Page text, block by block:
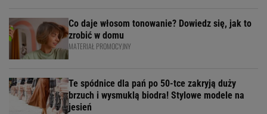
Co daje włosom tonowanie? Dowiedz się, jak to
zrobić w domu
MATERIAŁ PROMOCYJNY
Te spódnice dla pań po 50-tce zakryją duży
brzuch i wysmuklą biodra! Stylowe modele na
jesień